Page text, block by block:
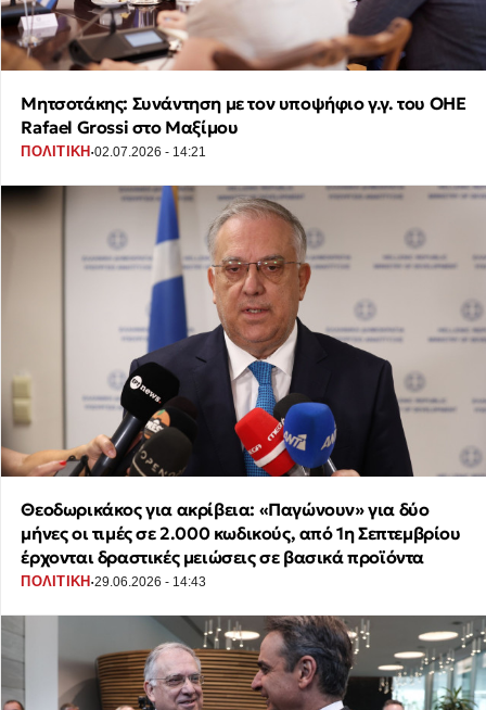
Μητσοτάκης: Συνάντηση με τον υποψήφιο γ.γ. του ΟΗΕ
Rafael Grossi στο Μαξίμου
ΠΟΛΙΤΙΚΗ ·02.07.2026 - 14:21
Θεοδωρικάκος για ακρίβεια: «Παγώνουν» για δύο
μήνες οι τιμές σε 2.000 κωδικούς, από 1η Σεπτεμβρίου
έρχονται δραστικές μειώσεις σε βασικά προϊόντα
ΠΟΛΙΤΙΚΗ ·29.06.2026 - 14:43